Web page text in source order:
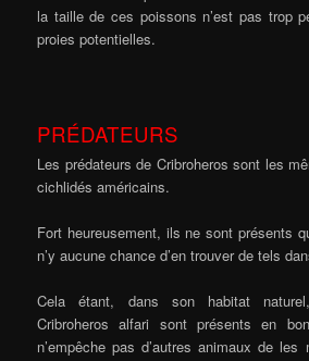
la taille de ces poissons n’est pas trop
proies potentielles.
PRÉDATEURS
Les prédateurs de Cribroheros sont les
cichlidés américains.
Fort heureusement, ils ne sont présents
n’y aucune chance d’en trouver de tels
Cela étant, dans son habitat
Cribroheros alfari sont présents en
n’empêche pas d’autres animaux de